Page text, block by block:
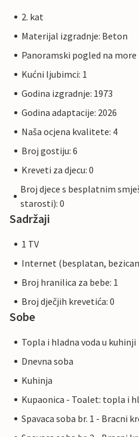
2. kat
Materijal izgradnje: Beton
Panoramski pogled na more
Kućni ljubimci: 1
Godina izgradnje: 1973
Godina adaptacije: 2026
Naša ocjena kvalitete: 4
Broj gostiju: 6
Kreveti za djecu: 0
Broj djece s besplatnim
starosti): 0
Sadržaji
1 TV
Internet (besplatan,
Broj hranilica za bebe: 1
Broj dječjih krevetića: 0
Sobe
Topla i hladna voda u kuhinji
Dnevna soba
Kuhinja
Kupaonica - Toalet: topla i
Spavaca soba br. 1 - Bracni